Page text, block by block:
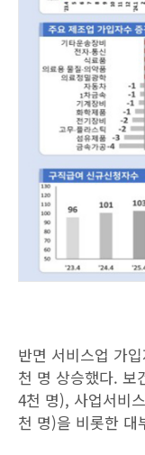
반면 서비스업 가
천 명 상승했다. 보
4천 명), 사업서비
천 명)을 비롯한 대